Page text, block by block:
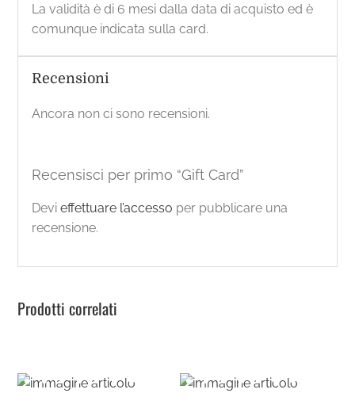
La validità è di 6 mesi dalla data di acquisto ed è
comunque indicata sulla card.
Recensioni
Ancora non ci sono recensioni.
Recensisci per primo “Gift Card”
Devi effettuare l’accesso per pubblicare una
recensione.
Prodotti correlati